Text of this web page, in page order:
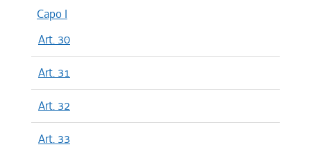
Capo I
Art. 30
Art. 31
Art. 32
Art. 33